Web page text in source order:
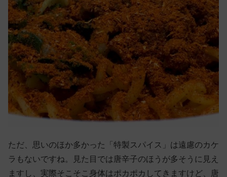
ただ、思いのほか多かった「特製スパイス」は遠慮のカケ
ラもないですね。見た目では唐辛子のほうが多そうに見え
ますし、実際そこそこ身体はポカポカしてきますけど、唐